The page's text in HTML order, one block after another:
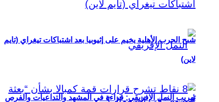
تهريب النمل الإفريقي: قراءة في المشهد والتداعيات والفرص
شبح الحرب الأهلية يخيم على إثيوبيا بعد اشتباكات تيغراي (تايم
لاين)